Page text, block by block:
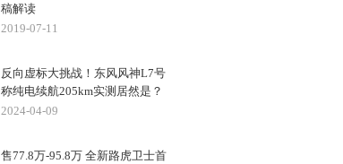
稿解读
2019-07-11
反向虚标大挑战！东风风神L7号
称纯电续航205km实测居然是？
2024-04-09
售77.8万-95.8万 全新路虎卫士首